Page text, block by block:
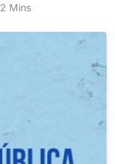
2 Mins